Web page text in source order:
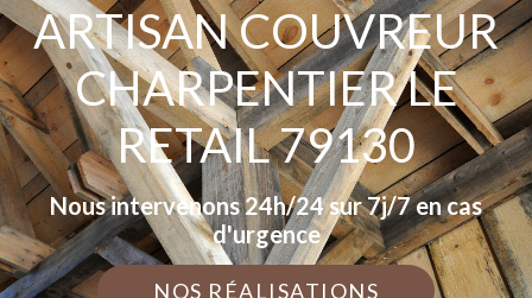
ARTISAN COUVREUR
CHARPENTIER LE
RETAIL 79130
Nous intervenons 24h/24 sur 7j/7 en cas
d'urgence
NOS RÉALISATIONS